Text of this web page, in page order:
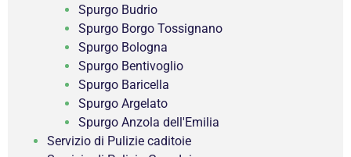
Spurgo Budrio
Spurgo Borgo Tossignano
Spurgo Bologna
Spurgo Bentivoglio
Spurgo Baricella
Spurgo Argelato
Spurgo Anzola dell'Emilia
Servizio di Pulizie caditoie